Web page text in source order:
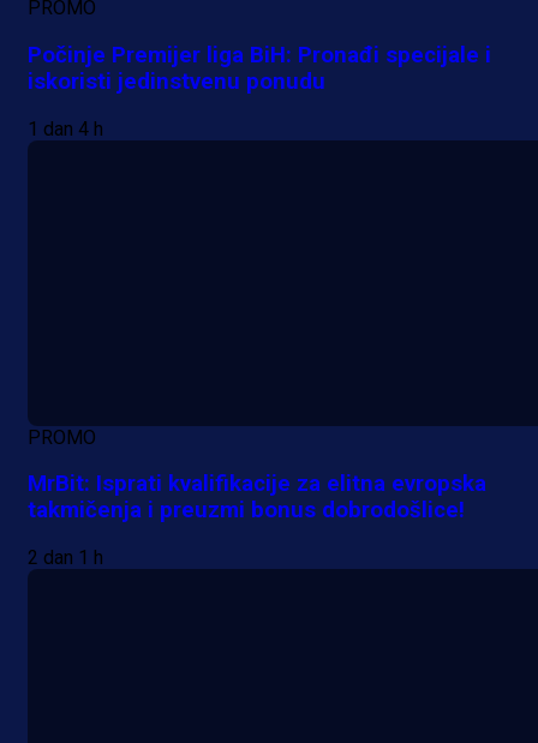
PROMO
Počinje Premijer liga BiH: Pronađi specijale i
iskoristi jedinstvenu ponudu
1 dan 4 h
PROMO
MrBit: Isprati kvalifikacije za elitna evropska
takmičenja i preuzmi bonus dobrodošlice!
2 dan 1 h